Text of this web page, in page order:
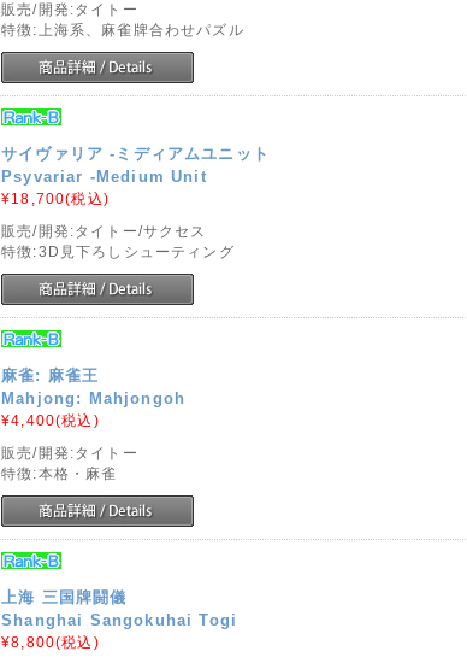
販売/開発:タイトー
特徴:上海系、麻雀牌合わせパズル
サイヴァリア -ミディアムユニット
Psyvariar -Medium Unit
¥18,700(税込)
販売/開発:タイトー/サクセス
特徴:3D見下ろしシューティング
麻雀: 麻雀王
Mahjong: Mahjongoh
¥4,400(税込)
販売/開発:タイトー
特徴:本格・麻雀
上海 三国牌闘儀
Shanghai Sangokuhai Togi
¥8,800(税込)